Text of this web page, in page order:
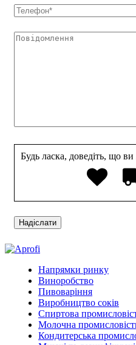
Будь ласка, доведіть, що
Напрямки ринку
Виноробство
Пивоваріння
Виробництво соків
Спиртова
Молочна
Кондитерська